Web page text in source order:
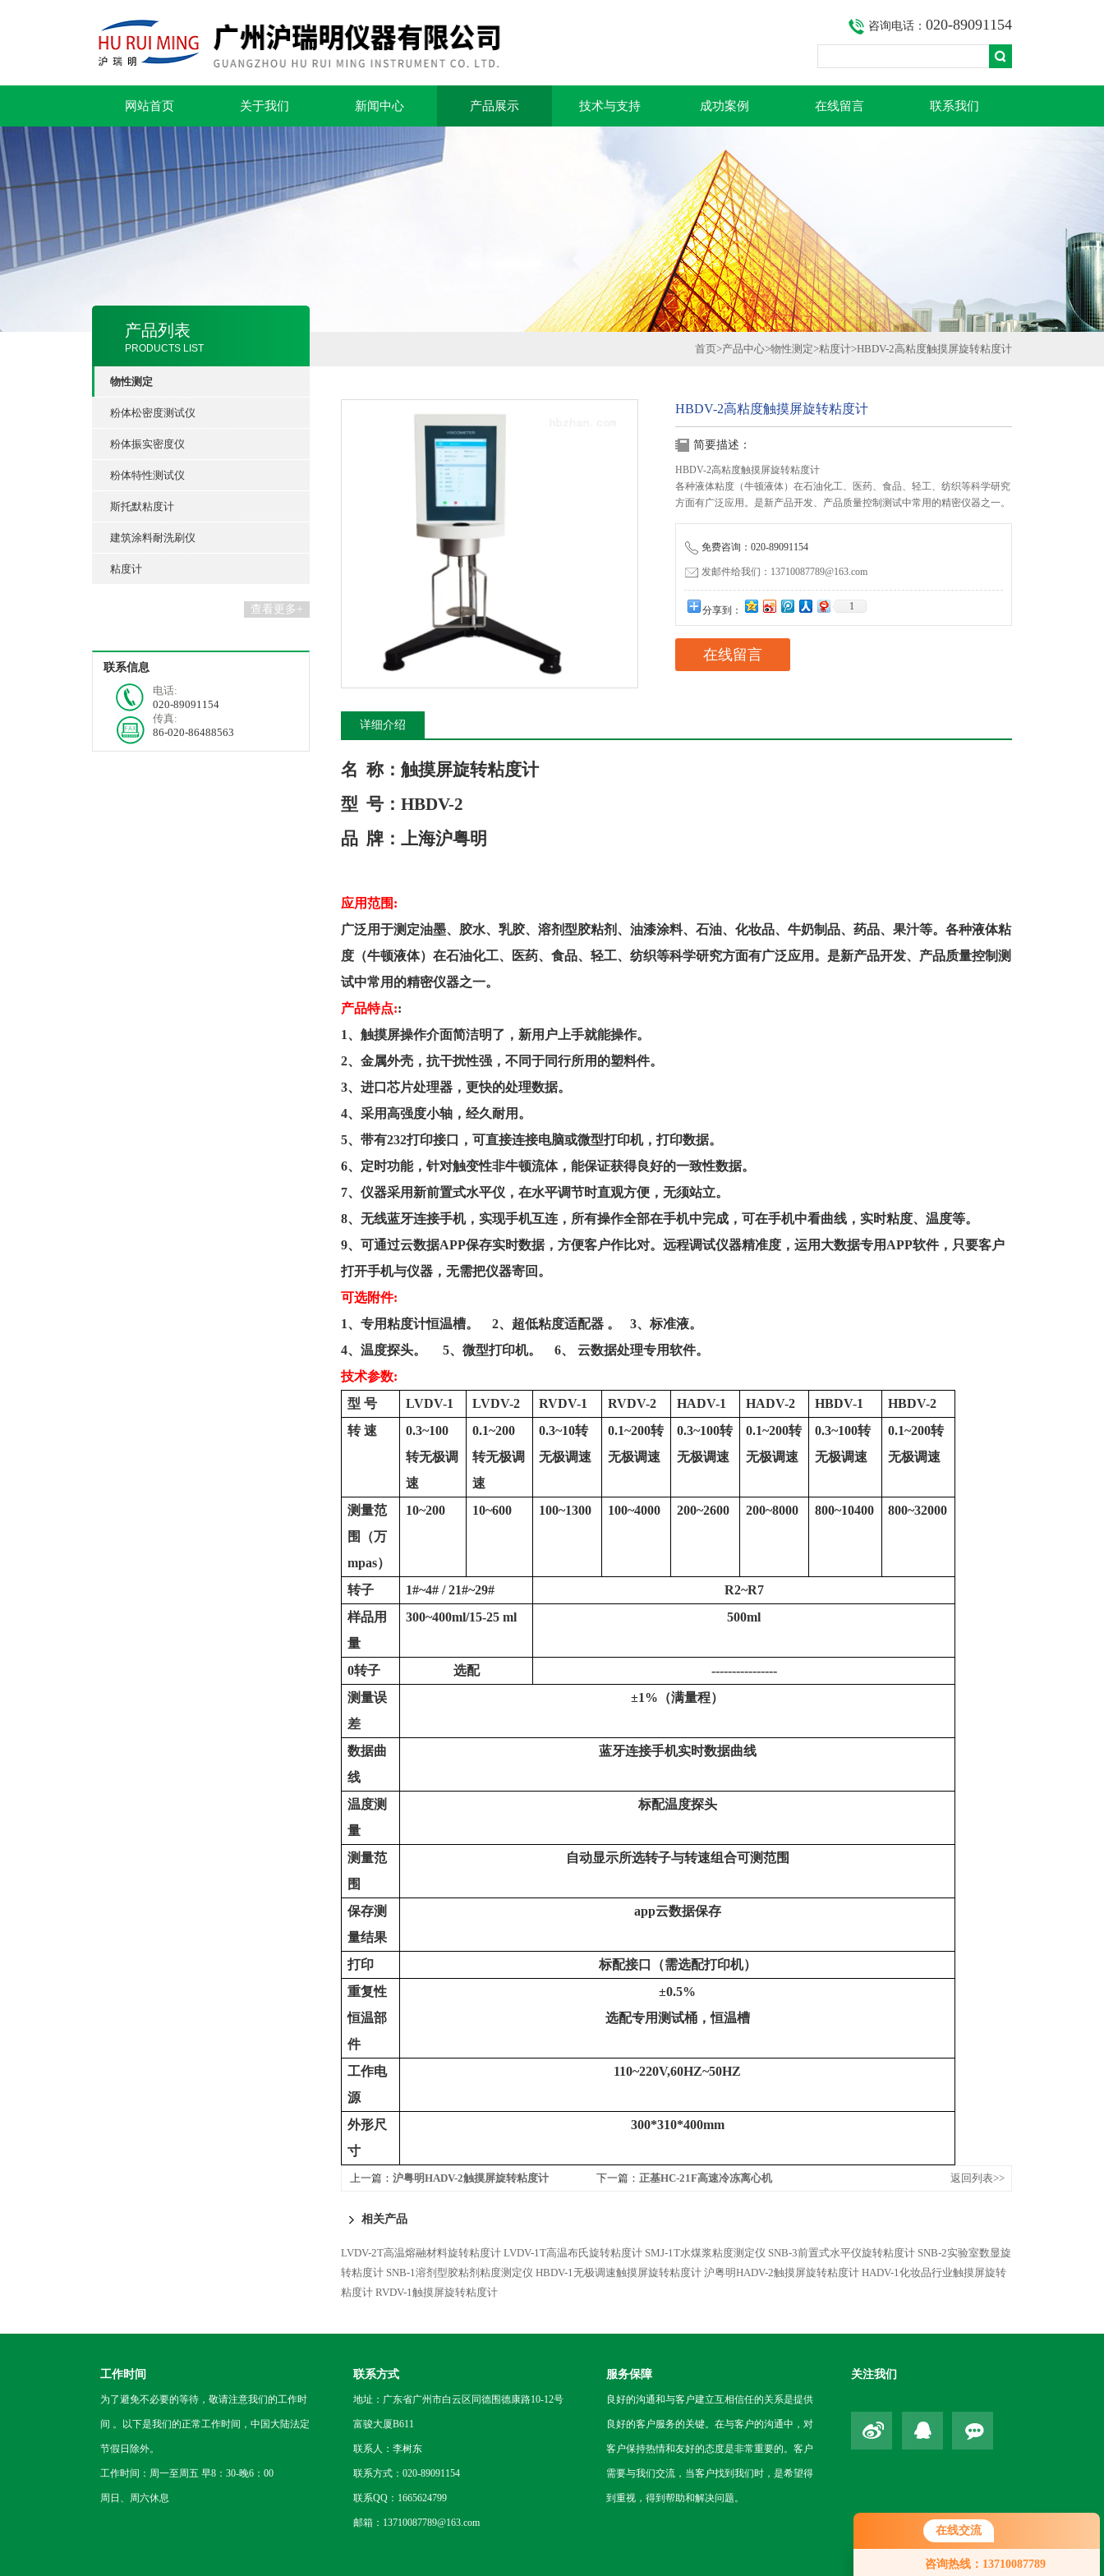
在线交流
咨询热线：13710087789
您好！欢迎前来咨询，很高兴为您
服务，请问您要咨询什么问题呢？
咨询电话： 020-89091154
网站首页 关于我们 新闻中心 产品展示 技术与支持 成功案例 在线留言 联系我们
产品列表
PRODUCTS LIST
物性测定
粉体松密度测试仪
粉体振实密度仪
粉体特性测试仪
斯托默粘度计
建筑涂料耐洗刷仪
粘度计
查看更多+
联系信息
电话:
020-89091154
传真:
86-020-86488563
首页>产品中心>物性测定>粘度计>HBDV-2高粘度触摸屏旋转粘度计
HBDV-2高粘度触摸屏旋转粘度计
简要描述：
HBDV-2高粘度触摸屏旋转粘度计
各种液体粘度（牛顿液体）在石油化工、医药、食品、轻工、纺织等科学研究
方面有广泛应用。是新产品开发、产品质量控制测试中常用的精密仪器之一。
免费咨询：020-89091154
发邮件给我们：13710087789@163.com
分享到： 1
在线留言
详细介绍
名 称： 触摸屏旋转粘度计
型 号：HBDV-2
品 牌： 上海沪粤明
应用范围 :
广泛用于测定油墨、胶水、乳胶、溶剂型胶粘剂、油漆涂料、石油、化妆品、牛奶制品、药品、果汁等。各种液体粘
度（牛顿液体）在石油化工、医药、食品、轻工、纺织等科学研究方面有广泛应用。是新产品开发、产品质量控制测
试中常用的精密仪器之一。
产品特点::
1、触摸屏操作介面简洁明了，新用户上手就能操作。
2、金属外壳，抗干扰性强，不同于同行所用的塑料件。
3、进口芯片处理器，更快的处理数据。
4、采用高强度小轴，经久耐用。
5、带有232打印接口
，可直接连接电脑或微型打印机，打印数据。
6、定时功能，针对触变性非牛顿流体，能保证获得良好的一致性数据。
7、仪器采用新前置式水平仪，在水平调节时直观方便，无须站立。
8、无线蓝牙连接手机，实现手机互连，所有操作全部在手机中完成，可在手机中看曲线，实时粘度、温度等。
9、可通过云数据APP保存实时数据，方便客户作比对。远程调试仪器精准度，运用大数据专用 APP软件，只要客户
打开手机与仪器，无需把仪器寄回。
可选附件:
1、 专用粘度计恒温槽。 2、超低粘度适配器 。 3、标准液。
4、温度探头。 5、微型打印机。 6、 云数据处理专用软件。
技术参数:
型 号 LVDV-1 LVDV-2 RVDV-1 RVDV-2 HADV-1 HADV-2 HBDV-1
HBDV-2
转 速
0.3~100
转无极调
速
0.1~200
转无极调
速
0.3~10转
无极调速
0.1~200转
无极调速
0.3~100转
无极调速
0.1~200转
无极调速
0.3~100转
无极调速
0.1~200转
无极调速
测量范
围
（万
mpas）
10~200 10~600 100~1300 100~4000 200~2600 200~8000 800~10400 800~32000
转子 1#~4# / 21#~29#
R2~R7
样品用
量
300~400ml/15-25 ml 500ml
0转子 选配
----------------
测量误
差
±1% （满量程）
数据曲
线
蓝牙连接手机实时数据曲线
温度测
量
标配温度探头
测量范
围
自动显示所选转子与转速组合可测范围
保存测
量结果
app云数据保存
打印
标配接口（需选配打印机）
重复性
±0.5%
恒温部
件
选配专用测试桶，恒温槽
工作电
源
110~220V,60HZ~50HZ
外形尺
寸
300*310*400mm
上一篇： 沪粤明HADV-2触摸屏旋转粘度计 下一篇： 正基HC-21F高速冷冻离心机 返回列表>>
相关产品
LVDV-2T高温熔融材料旋转粘度计 LVDV-1T高温布氏旋转粘度计 SMJ-1T水煤浆粘度测定仪 SNB-3前置式水平仪旋转粘度计 SNB-2实验室数显旋
转粘度计 SNB-1溶剂型胶粘剂粘度测定仪 HBDV-1无极调速触摸屏旋转粘度计 沪粤明HADV-2触摸屏旋转粘度计 HADV-1化妆品行业触摸屏旋转
粘度计 RVDV-1触摸屏旋转粘度计
工作时间
为了避免不必要的等待，敬请注意我们的工作时
间 。以下是我们的正常工作时间，中国大陆法定
节假日除外。
工作时间：周一至周五 早8：30-晚6：00
周日、周六休息
联系方式
地址：广东省广州市白云区同德围德康路10-12号
富骏大厦B611
联系人：李树东
联系方式：020-89091154
联系QQ：1665624799
邮箱：13710087789@163.com
服务保障
良好的沟通和与客户建立互相信任的关系是提供
良好的客户服务的关键。在与客户的沟通中，对
客户保持热情和友好的态度是非常重要的。客户
需要与我们交流，当客户找到我们时，是希望得
到重视，得到帮助和解决问题。
关注我们